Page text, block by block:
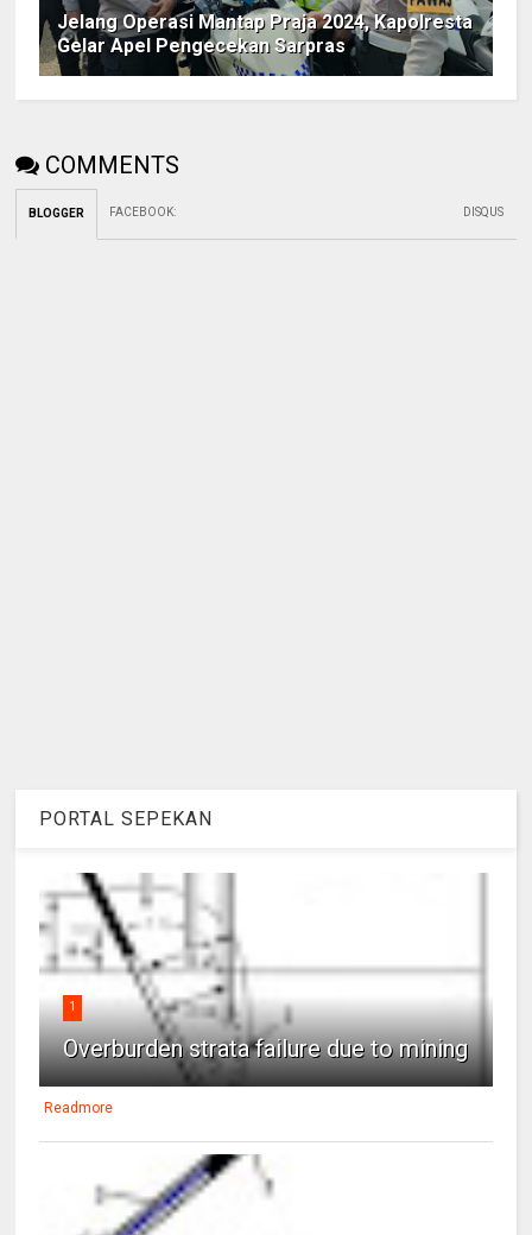
Jelang Operasi Mantap Praja 2024, Kapolresta
Gelar Apel Pengecekan Sarpras
COMMENTS
BLOGGER FACEBOOK: DISQUS
PORTAL SEPEKAN
1
Overburden strata failure due to mining
Readmore